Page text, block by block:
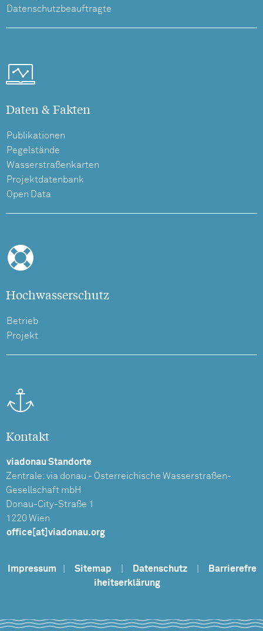
Datenschutzbeauftragte
Daten & Fakten
Publikationen
Pegelstände
Wasserstraßenkarten
Projektdatenbank
Open Data
Hochwasserschutz
Betrieb
Projekt
Kontakt
viadonau Standorte
Zentrale: via donau - Österreichische Wasserstraßen-
Gesellschaft mbH
Donau-City-Straße 1
1220 Wien
office[at]viadonau.org
Impressum Sitemap Datenschutz
Barrierefre
iheitserklärung